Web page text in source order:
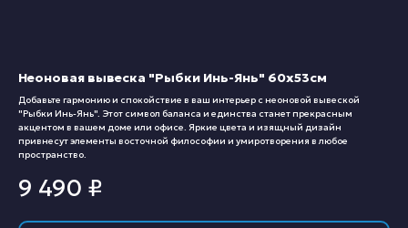
Неоновая вывеска "Рыбки Инь-Янь" 60х53см
Добавьте гармонию и спокойствие в ваш интерьер с неоновой вывеской
"Рыбки Инь-Янь". Этот символ баланса и единства станет прекрасным
акцентом в вашем доме или офисе. Яркие цвета и изящный дизайн
привнесут элементы восточной философии и умиротворения в любое
пространство.
9 490 ₽